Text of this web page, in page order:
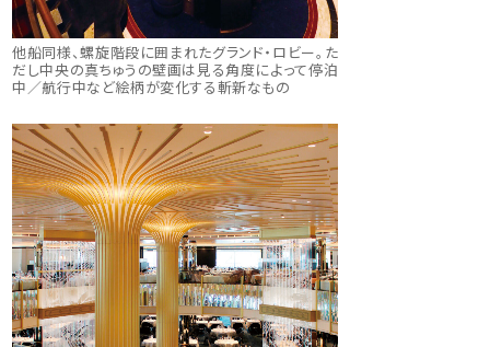
他船同様、螺旋階段に囲まれたグランド・ロビー。た
だし中央の真ちゅうの壁画は見る角度によって停泊
中／航行中など絵柄が変化する斬新なもの